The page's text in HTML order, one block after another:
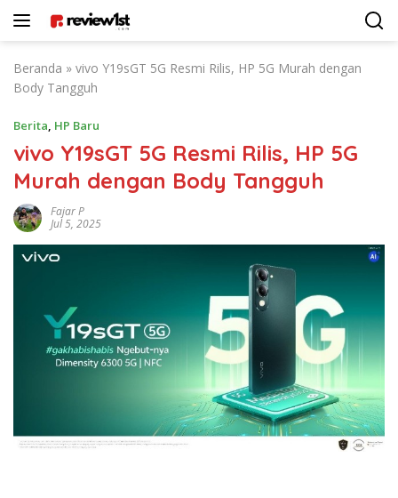
Beranda » vivo Y19sGT 5G Resmi Rilis, HP 5G Murah dengan
Body Tangguh
Berita, HP Baru
vivo Y19sGT 5G Resmi Rilis, HP 5G
Murah dengan Body Tangguh
Fajar P
Jul 5, 2025